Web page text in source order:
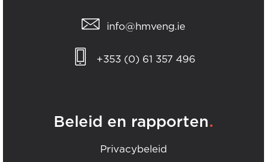
info@hmveng.ie
+353 (0) 61 357 496
Beleid en rapporten.
Privacybeleid